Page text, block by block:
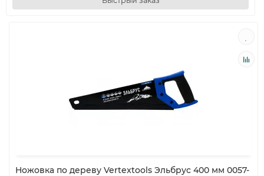
Ножовка по дереву Vertextools Эльбрус 400 мм 0057-